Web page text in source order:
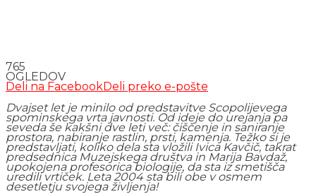
765
OGLEDOV
Deli na FacebookDeli preko e-pošte
Dvajset let je minilo od predstavitve Scopolijevega
spominskega vrta javnosti. Od ideje do urejanja pa
seveda še kakšni dve leti več: čiščenje in saniranje
prostora, nabiranje rastlin, prsti, kamenja. Težko si je
predstavljati, koliko dela sta vložili Ivica Kavčič, takrat
predsednica Muzejskega društva in Marija Bavdaž,
upokojena profesorica biologije, da sta iz smetišča
uredili vrtiček. Leta 2004 sta bili obe v osmem
desetletju svojega življenja!